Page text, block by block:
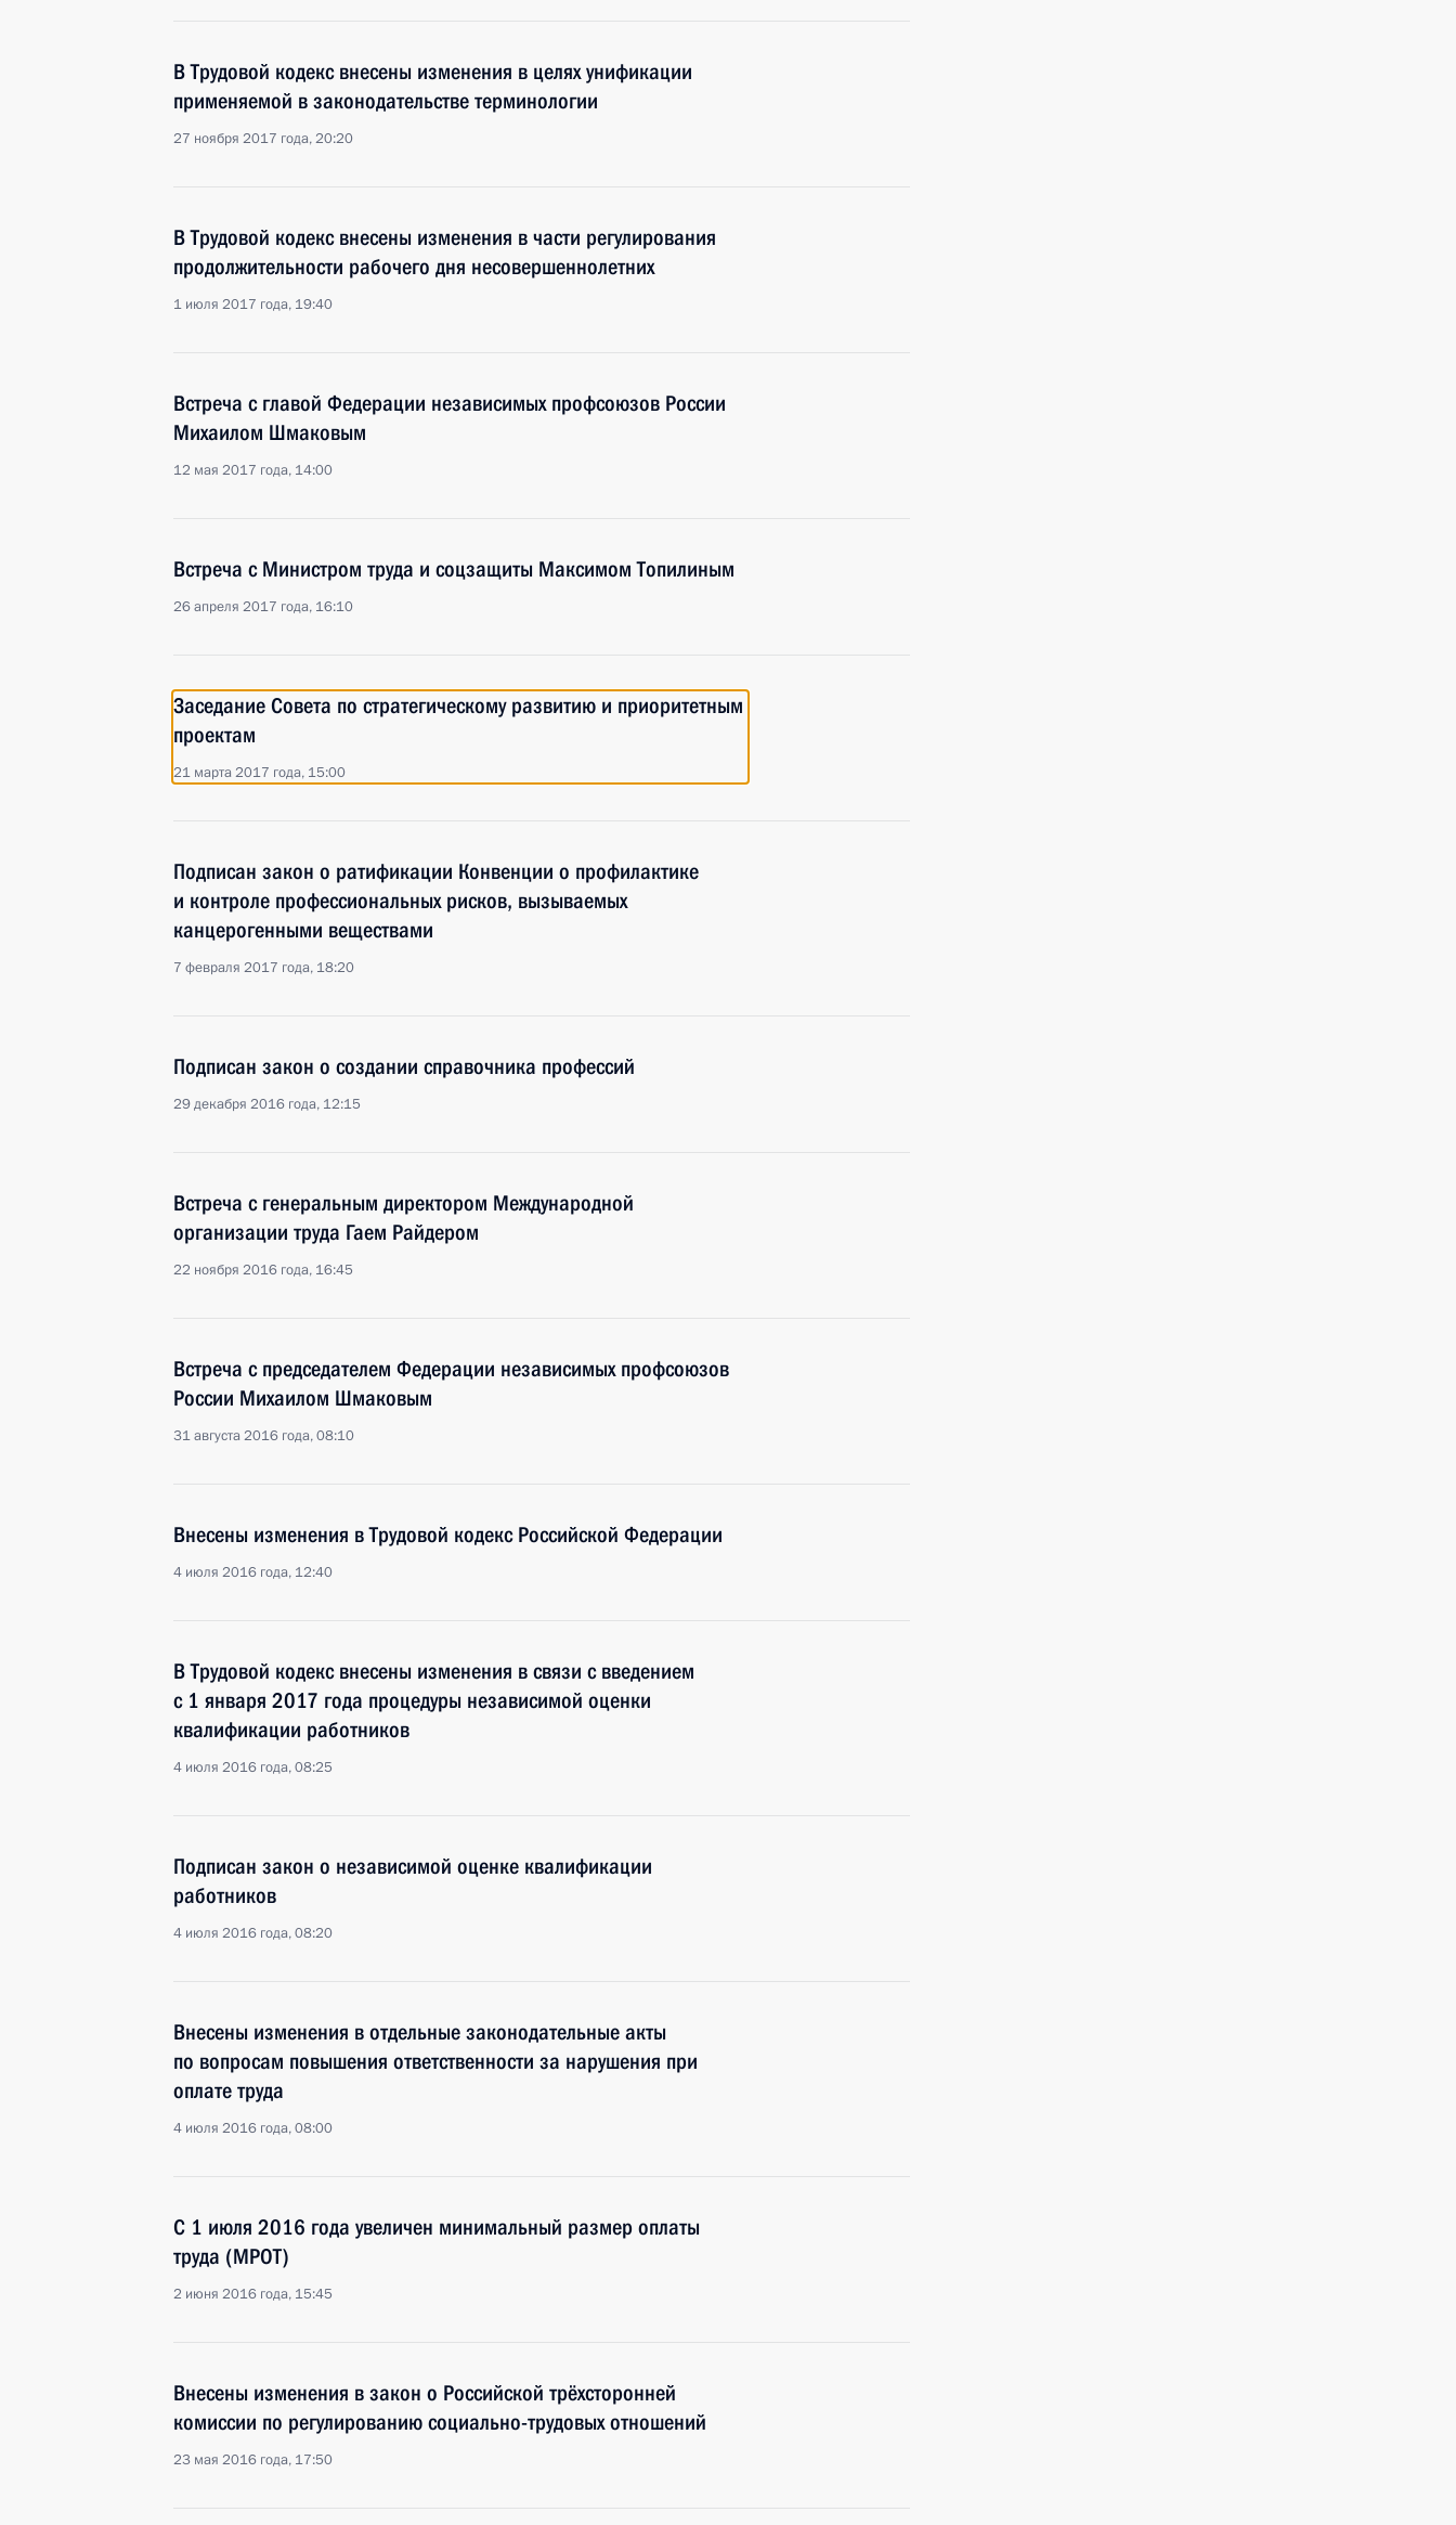
В Трудовой кодекс внесены изменения в целях унификации
применяемой в законодательстве терминологии
27 ноября 2017 года, 20:20
В Трудовой кодекс внесены изменения в части регулирования
продолжительности рабочего дня несовершеннолетних
1 июля 2017 года, 19:40
Встреча с главой Федерации независимых профсоюзов России
Михаилом Шмаковым
12 мая 2017 года, 14:00
Встреча с Министром труда и соцзащиты Максимом Топилиным
26 апреля 2017 года, 16:10
Заседание Совета по стратегическому развитию и приоритетным
проектам
21 марта 2017 года, 15:00
Подписан закон о ратификации Конвенции о профилактике
и контроле профессиональных рисков, вызываемых
канцерогенными веществами
7 февраля 2017 года, 18:20
Подписан закон о создании справочника профессий
29 декабря 2016 года, 12:15
Встреча с генеральным директором Международной
организации труда Гаем Райдером
22 ноября 2016 года, 16:45
Встреча с председателем Федерации независимых профсоюзов
России Михаилом Шмаковым
31 августа 2016 года, 08:10
Внесены изменения в Трудовой кодекс Российской Федерации
4 июля 2016 года, 12:40
В Трудовой кодекс внесены изменения в связи с введением
с 1 января 2017 года процедуры независимой оценки
квалификации работников
4 июля 2016 года, 08:25
Подписан закон о независимой оценке квалификации
работников
4 июля 2016 года, 08:20
Внесены изменения в отдельные законодательные акты
по вопросам повышения ответственности за нарушения при
оплате труда
4 июля 2016 года, 08:00
C 1 июля 2016 года увеличен минимальный размер оплаты
труда (МРОТ)
2 июня 2016 года, 15:45
Внесены изменения в закон о Российской трёхсторонней
комиссии по регулированию социально-трудовых отношений
23 мая 2016 года, 17:50